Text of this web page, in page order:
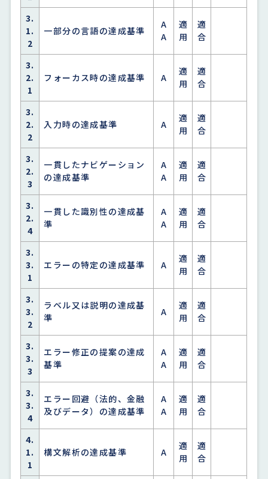
3.
1.
2
一部分の言語の達成基準
A
A
適
用
適
合
3.
2.
1
フォーカス時の達成基準 A
適
用
適
合
3.
2.
2
入力時の達成基準 A
適
用
適
合
3.
2.
3
一貫したナビゲーション
の達成基準
A
A
適
用
適
合
3.
2.
4
一貫した識別性の達成基
準
A
A
適
用
適
合
3.
3.
1
エラーの特定の達成基準 A
適
用
適
合
3.
3.
2
ラベル又は説明の達成基
準
A
適
用
適
合
3.
3.
3
エラー修正の提案の達成
基準
A
A
適
用
適
合
3.
3.
4
エラー回避（法的、金融
及びデータ）の達成基準
A
A
適
用
適
合
4.
1.
1
構文解析の達成基準 A
適
用
適
合